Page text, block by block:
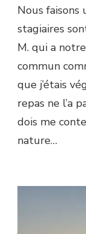
Nous faisons
stagiaires
M. qui a
commun
que j’étais
repas ne l’a
dois me
nature…